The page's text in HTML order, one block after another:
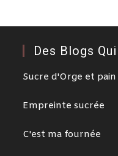
Des Blogs
Sucre d'Orge et pain
Empreinte sucrée
C'est ma fournée